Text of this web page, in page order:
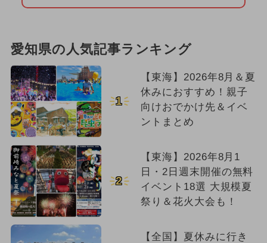
愛知県の人気記事ランキング
1
【東海】2026年8月＆夏
休みにおすすめ！親子
向けおでかけ先＆イベ
ントまとめ
2
【東海】2026年8月1
日・2日週末開催の無料
イベント18選 大規模夏
祭り＆花火大会も！
【全国】夏休みに行き